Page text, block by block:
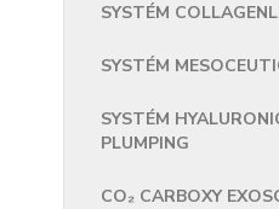
SYSTÉM
SYSTÉM
SYSTÉM
PLUMPING
CO₂ CARBOXY